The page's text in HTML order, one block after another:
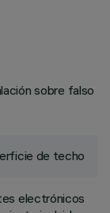
sobre falso
de techo
electrónicos